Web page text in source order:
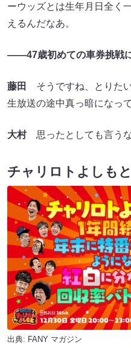
ーウッズとは生年月日全く
えるんだなあ。
――47歳初めての車券挑戦に
藤田
そうですね、とりた
生放送の途中真っ暗にな
大村思ったとしても言うな
チャリロトよしも
出典: FANY マガジン